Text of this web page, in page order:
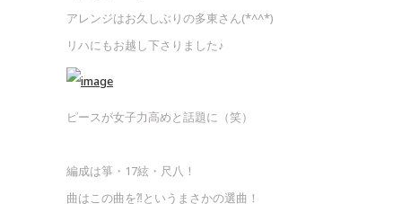
アレンジはお久しぶりの多東さん(*^^*)
リハにもお越し下さりました♪
ピースが女子力高めと話題に（笑）
編成は箏・17絃・尺八！
曲はこの曲を⁈というまさかの選曲！